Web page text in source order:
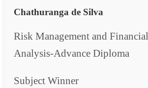
Chathuranga de Silva
Risk Management and Financial
Analysis-Advance Diploma
Subject Winner